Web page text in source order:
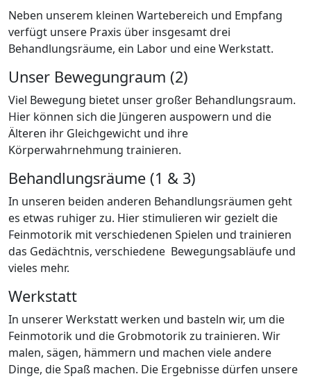
Neben unserem kleinen Wartebereich und Empfang
verfügt unsere Praxis über insgesamt drei
Behandlungsräume, ein Labor und eine Werkstatt.
Unser Bewegungraum (2)
Viel Bewegung bietet unser großer Behandlungsraum.
Hier können sich die Jüngeren auspowern und die
Älteren ihr Gleichgewicht und ihre
Körperwahrnehmung trainieren.
Behandlungsräume (1 & 3)
In unseren beiden anderen Behandlungsräumen geht
es etwas ruhiger zu. Hier stimulieren wir gezielt die
Feinmotorik mit verschiedenen Spielen und trainieren
das Gedächtnis, verschiedene Bewegungsabläufe und
vieles mehr.
Werkstatt
In unserer Werkstatt werken und basteln wir, um die
Feinmotorik und die Grobmotorik zu trainieren. Wir
malen, sägen, hämmern und machen viele andere
Dinge, die Spaß machen. Die Ergebnisse dürfen unsere